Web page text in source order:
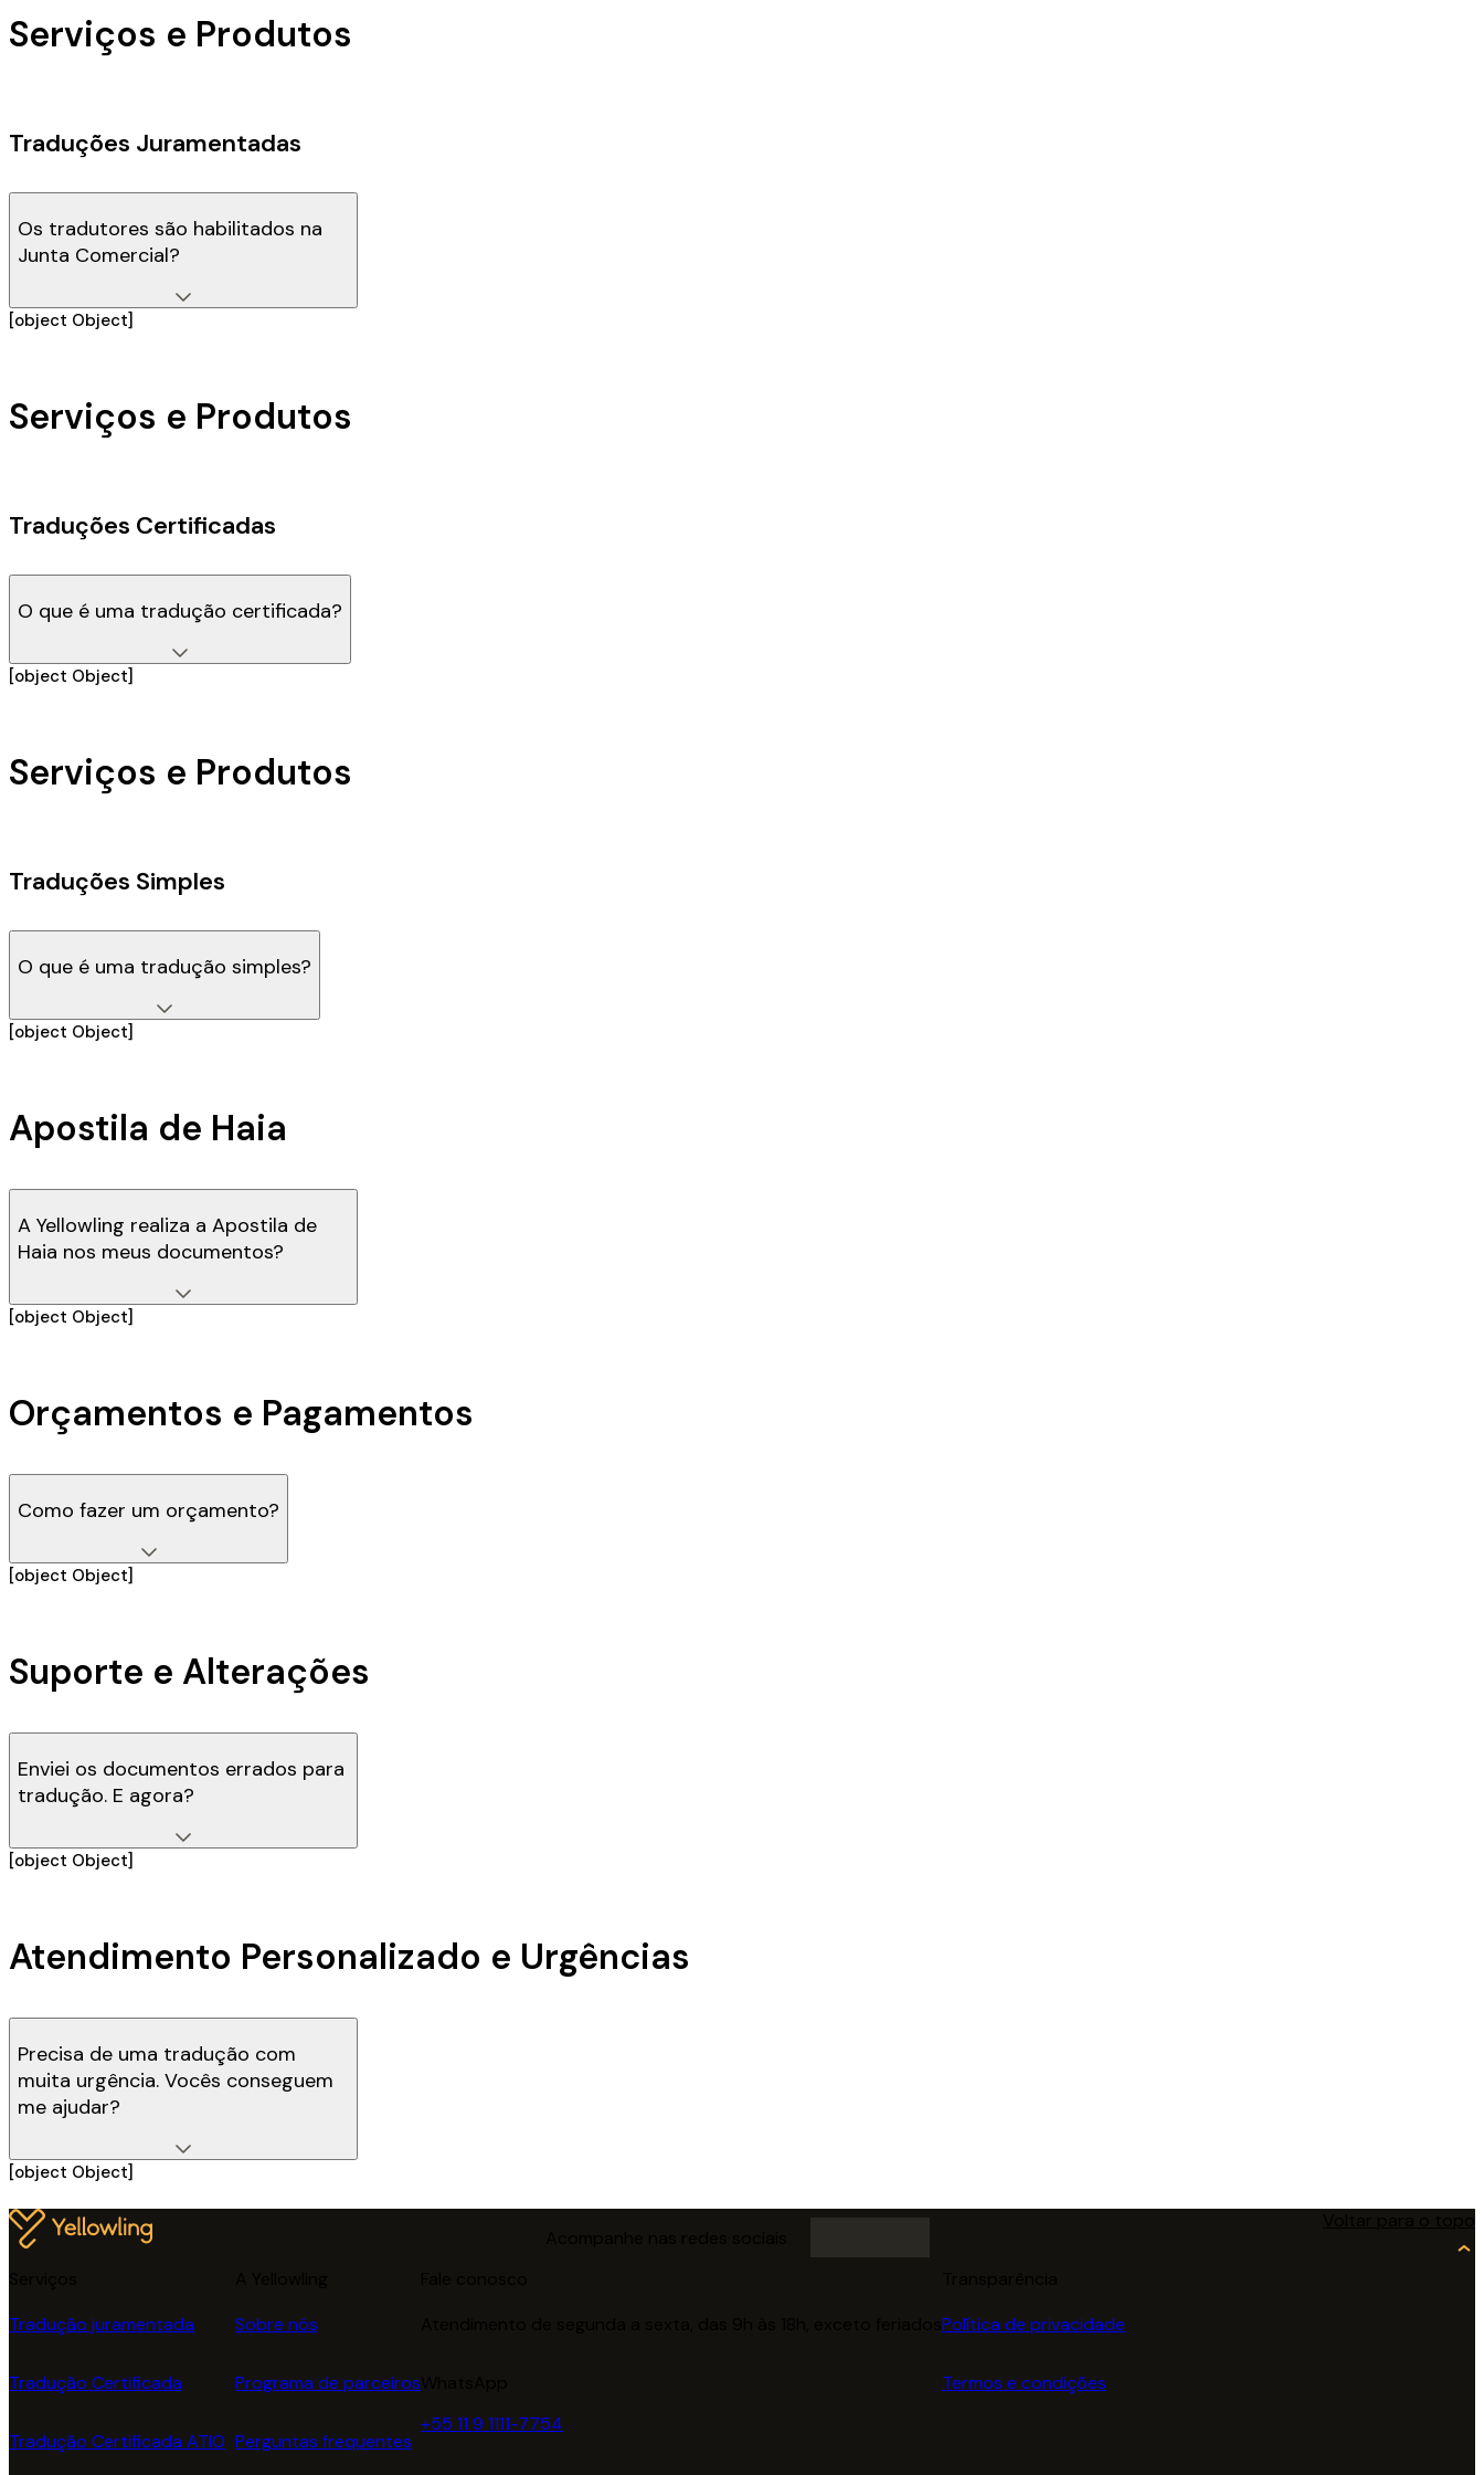
Serviços e Produtos
Traduções Juramentadas
Os tradutores são habilitados na
Junta Comercial?
[object Object]
Serviços e Produtos
Traduções Certificadas
O que é uma tradução certificada?
[object Object]
Serviços e Produtos
Traduções Simples
O que é uma tradução simples?
[object Object]
Apostila de Haia
A Yellowling realiza a Apostila de
Haia nos meus documentos?
[object Object]
Orçamentos e Pagamentos
Como fazer um orçamento?
[object Object]
Suporte e Alterações
Enviei os documentos errados para
tradução. E agora?
[object Object]
Atendimento Personalizado e Urgências
Precisa de uma tradução com
muita urgência. Vocês conseguem
me ajudar?
[object Object]
Tradução juramentada
Tradução Certificada
Tradução Certificada ATIO
Sobre nós
Programa de parceiros
Perguntas frequentes
+55 11 9 1111-7754
Política de privacidade
Termos e condições